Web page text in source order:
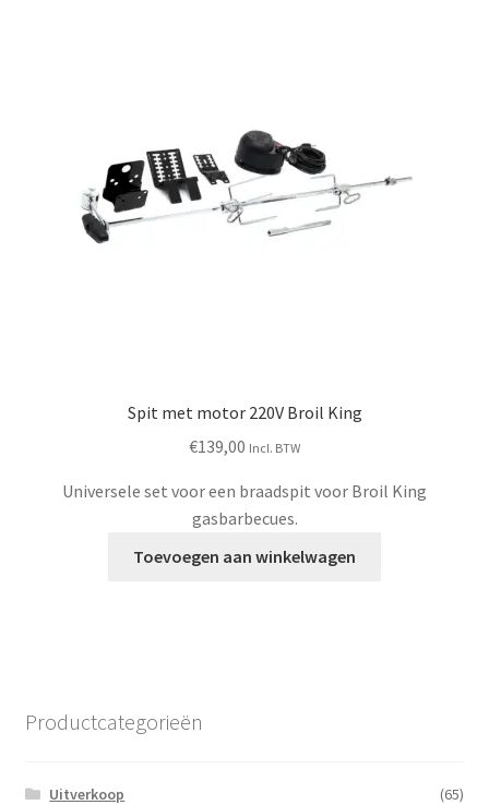
Spit met motor 220V Broil King
€139,00 Incl. BTW
Universele set voor een braadspit voor Broil King
gasbarbecues.
Toevoegen aan winkelwagen
Productcategorieën
Uitverkoop
(65)